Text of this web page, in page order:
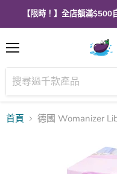
【限時！】全店額滿
單
首頁 德國 Womanizer